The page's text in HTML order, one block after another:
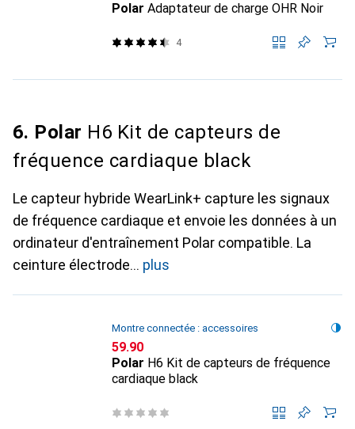
Polar Adaptateur de charge OHR Noir
4
6. Polar H6 Kit de capteurs de
fréquence cardiaque black
Le capteur hybride WearLink+ capture les signaux
de fréquence cardiaque et envoie les données à un
ordinateur d'entraînement Polar compatible. La
ceinture électrode
plus
Montre connectée : accessoires
CHF
59.90
Polar H6 Kit de capteurs de fréquence
cardiaque black